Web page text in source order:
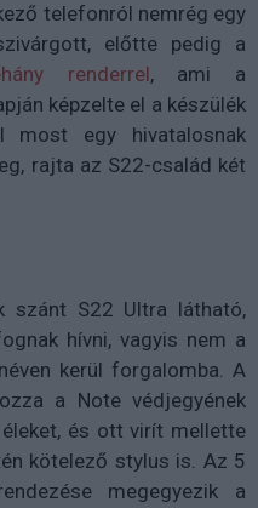
telefonról nemrég egy
előtte pedig a
renderrel, ami a
képzelte el a készülék
most egy hivatalosnak
rajta az S22-család két
szánt S22 Ultra látható,
hívni, vagyis nem a
kerül forgalomba. A
a Note védjegyének
és ott virít mellette
kötelező stylus is. Az 5
megegyezik a